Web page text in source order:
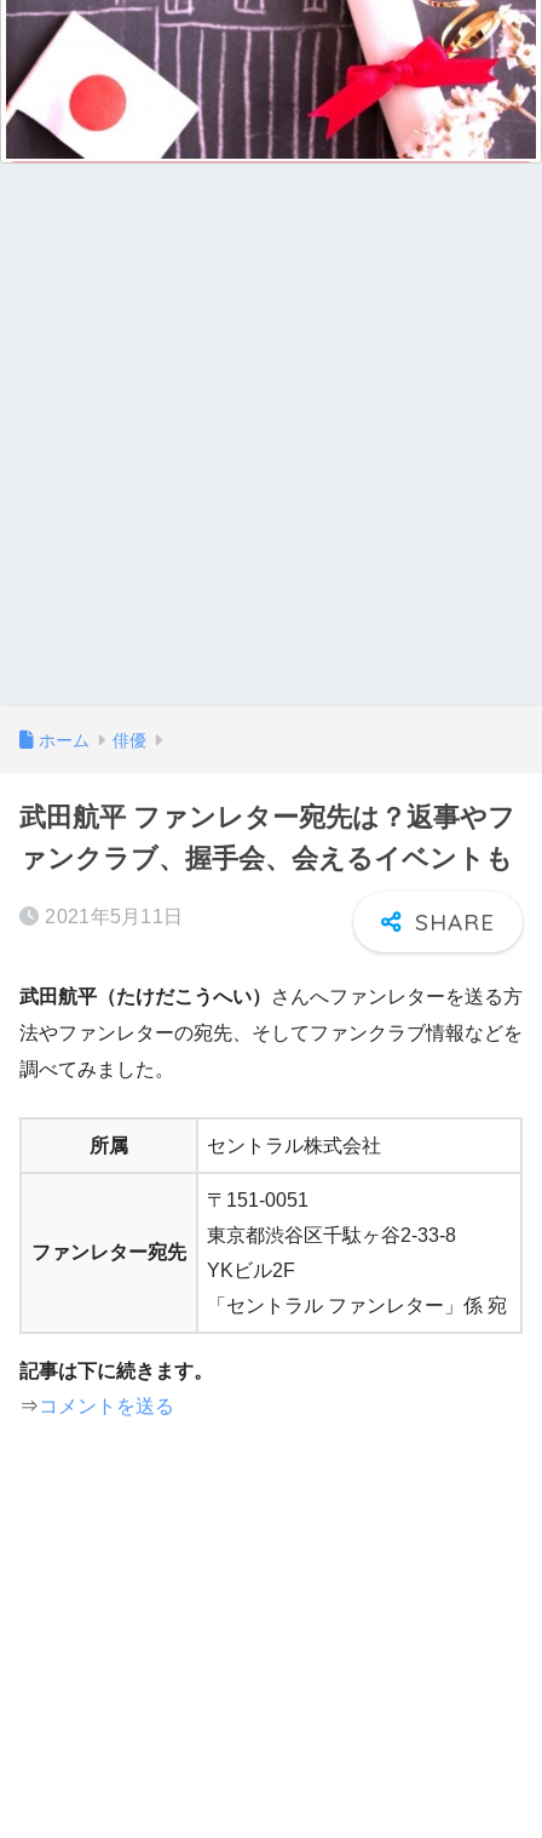
ホーム 俳優
武田航平 ファンレター宛先は？返事やフ
ァンクラブ、握手会、会えるイベントも
2021年5月11日
武田航平（たけだこうへい）
さんへファンレターを送る方
法やファンレターの宛先、そしてファンクラブ情報などを
調べてみました。
所属 セントラル株式会社
ファンレター宛先
〒151-0051
東京都渋谷区千駄ヶ谷2-33-8
YKビル2F
「セントラル ファンレター」係 宛
記事は下に続きます。
⇒コメントを送る